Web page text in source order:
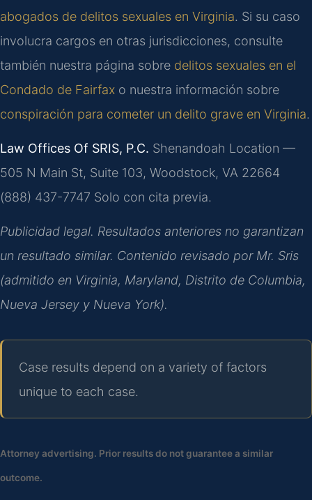
abogados de delitos sexuales en Virginia. Si su caso
involucra cargos en otras jurisdicciones, consulte
también nuestra página sobre delitos sexuales en el
Condado de Fairfax o nuestra información sobre
conspiración para cometer un delito grave en Virginia.
Law Offices Of SRIS, P.C. Shenandoah Location —
505 N Main St, Suite 103, Woodstock, VA 22664
(888) 437-7747 Solo con cita previa.
Publicidad legal. Resultados anteriores no garantizan
un resultado similar. Contenido revisado por Mr. Sris
(admitido en Virginia, Maryland, Distrito de Columbia,
Nueva Jersey y Nueva York).
Case results depend on a variety of factors
unique to each case.
Attorney advertising. Prior results do not guarantee a similar
outcome.